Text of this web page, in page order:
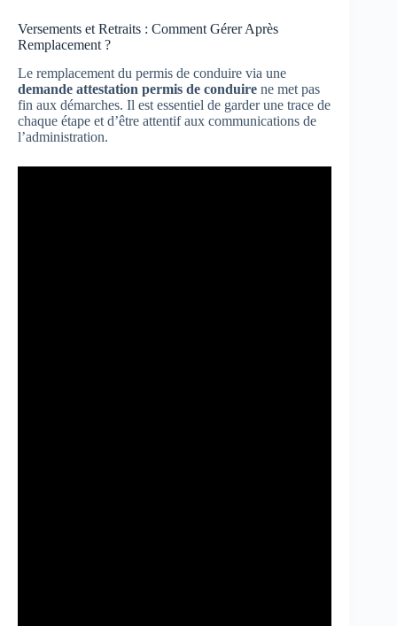
Versements et Retraits : Comment Gérer Après
Remplacement ?
Le remplacement du permis de conduire via une
demande attestation permis de conduire ne met pas
fin aux démarches. Il est essentiel de garder une trace de
chaque étape et d’être attentif aux communications de
l’administration.